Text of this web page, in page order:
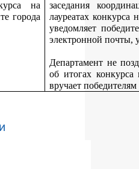
на
города
заседания
лауреатах
уведомляет
электронной почты,
Департамент не
об итогах
вручает